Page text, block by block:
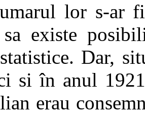
lor s-ar
existe
Dar,
si în anul
erau